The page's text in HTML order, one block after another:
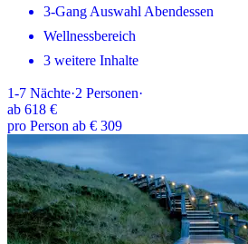
3-Gang Auswahl Abendessen
Wellnessbereich
3 weitere Inhalte
1-7 Nächte·2 Personen·
ab 618 €
pro Person ab € 309